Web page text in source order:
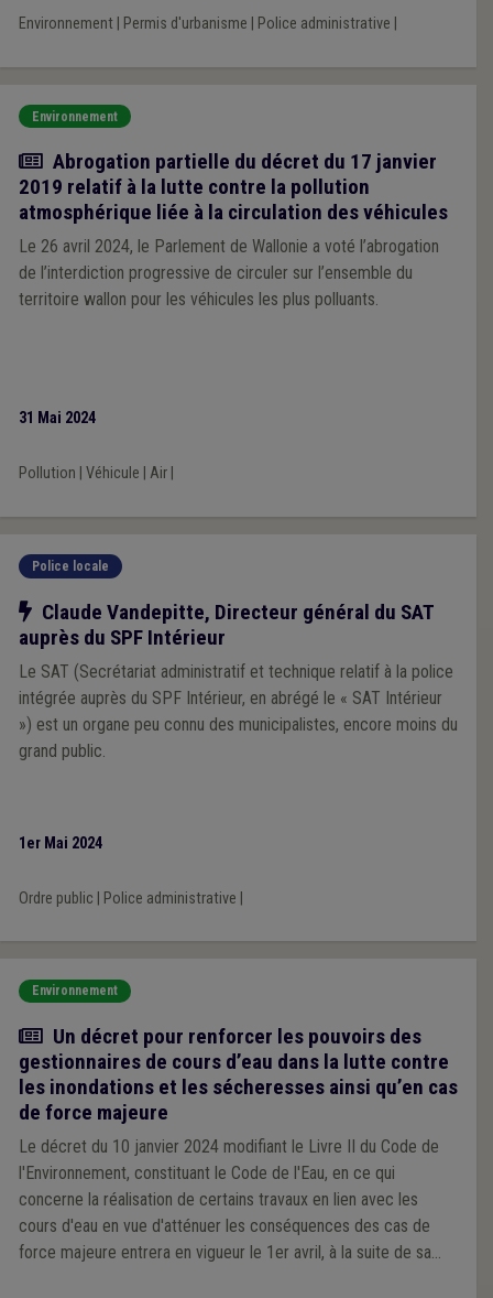
Environnement| Permis d'urbanisme Police administrative
Environnement
Actualité
Abrogation partielle du décret du 17 janvier
2019 relatif à la lutte contre la pollution
atmosphérique liée à la circulation des véhicules
Le 26 avril 2024, le Parlement de Wallonie a voté l’abrogation
de l’interdiction progressive de circuler sur l’ensemble du
territoire wallon pour les véhicules les plus polluants.
31 Mai 2024
Pollution Véhicule Air|
Police locale
Notre action
Claude Vandepitte, Directeur général du SAT
auprès du SPF Intérieur
Le SAT (Secrétariat administratif et technique relatif à la police
intégrée auprès du SPF Intérieur, en abrégé le « SAT Intérieur
») est un organe peu connu des municipalistes, encore moins du
grand public.
1er Mai 2024
Ordre public Police administrative
Environnement
Actualité
Un décret pour renforcer les pouvoirs des
gestionnaires de cours d’eau dans la lutte contre
les inondations et les sécheresses ainsi qu’en cas
de force majeure
Le décret du 10 janvier 2024 modifiant le Livre II du Code de
l'Environnement, constituant le Code de l'Eau, en ce qui
concerne la réalisation de certains travaux en lien avec les
cours d'eau en vue d'atténuer les conséquences des cas de
force majeure entrera en vigueur le 1er avril, à la suite de sa